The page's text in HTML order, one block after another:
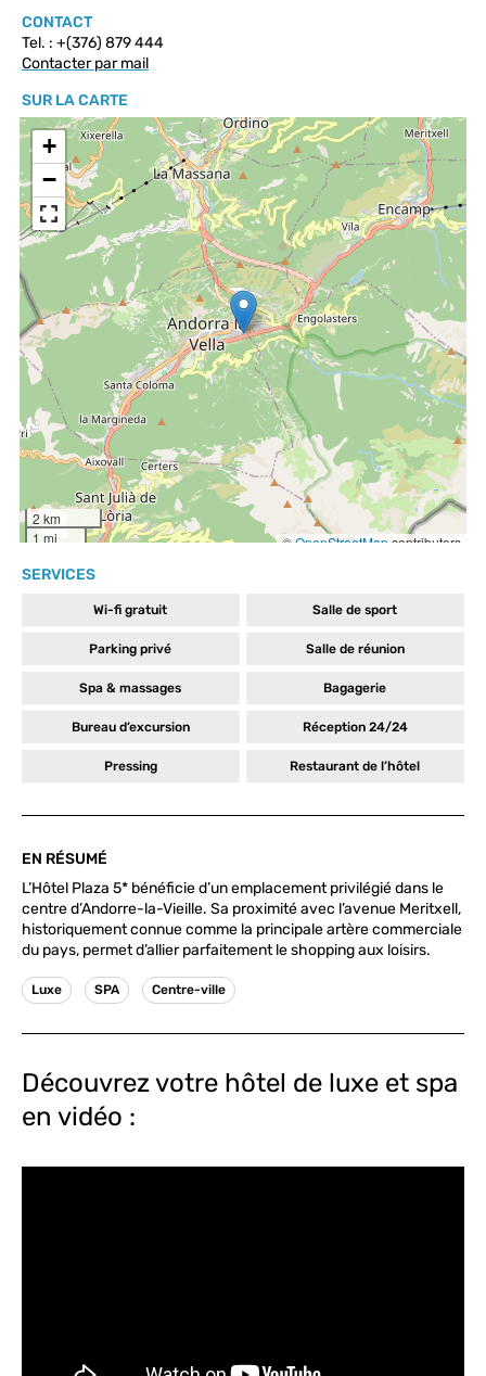
CONTACT
Tel. : +(376) 879 444
Contacter par mail
SUR LA CARTE
SERVICES
Wi-fi gratuit Salle de sport
Parking privé Salle de réunion
Spa & massages Bagagerie
Bureau d’excursion Réception 24/24
Pressing Restaurant de l’hôtel
EN RÉSUMÉ
L’Hôtel Plaza 5* bénéficie d’un emplacement privilégié dans le
centre d’Andorre-la-Vieille. Sa proximité avec l’avenue Meritxell,
historiquement connue comme la principale artère commerciale
du pays, permet d’allier parfaitement le shopping aux loisirs.
Luxe SPA Centre-ville
Découvrez votre hôtel de luxe et spa
en vidéo :